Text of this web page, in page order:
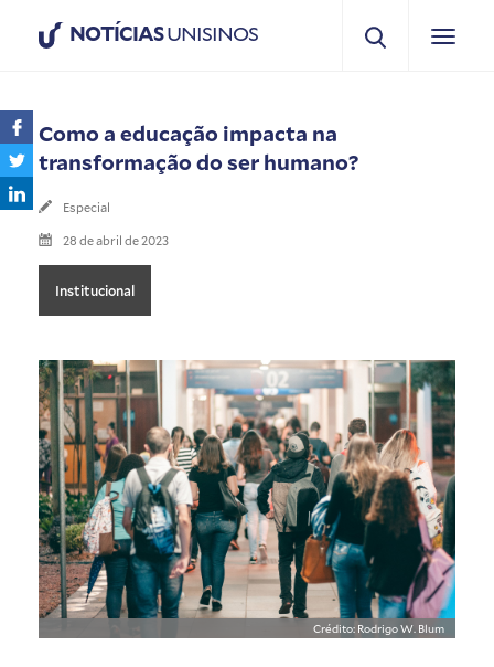
NOTÍCIASUNISINOS
Como a educação impacta na
transformação do ser humano?
Especial
28 de abril de 2023
Institucional
Crédito: Rodrigo W. Blum